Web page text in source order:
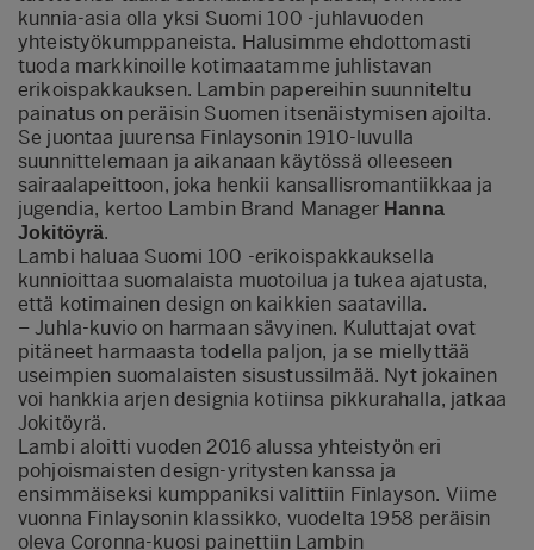
kunnia-asia olla yksi Suomi 100 -juhlavuoden
yhteistyökumppaneista. Halusimme ehdottomasti
tuoda markkinoille kotimaatamme juhlistavan
erikoispakkauksen. Lambin papereihin suunniteltu
painatus on peräisin Suomen itsenäistymisen ajoilta.
Se juontaa juurensa Finlaysonin 1910-luvulla
suunnittelemaan ja aikanaan käytössä olleeseen
sairaalapeittoon, joka henkii kansallisromantiikkaa ja
jugendia, kertoo Lambin Brand Manager Hanna
Jokitöyrä.
Lambi haluaa Suomi 100 -erikoispakkauksella
kunnioittaa suomalaista muotoilua ja tukea ajatusta,
että kotimainen design on kaikkien saatavilla.
– Juhla-kuvio on harmaan sävyinen. Kuluttajat ovat
pitäneet harmaasta todella paljon, ja se miellyttää
useimpien suomalaisten sisustussilmää. Nyt jokainen
voi hankkia arjen designia kotiinsa pikkurahalla, jatkaa
Jokitöyrä.
Lambi aloitti vuoden 2016 alussa yhteistyön eri
pohjoismaisten design-yritysten kanssa ja
ensimmäiseksi kumppaniksi valittiin Finlayson. Viime
vuonna Finlaysonin klassikko, vuodelta 1958 peräisin
oleva Coronna-kuosi painettiin Lambin